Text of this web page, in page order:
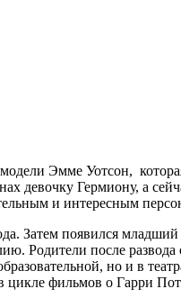
Эмме Уотсон,
Гермиону, а
и интересным
Затем появился
Родители после
но и в
фильмов о Гарри